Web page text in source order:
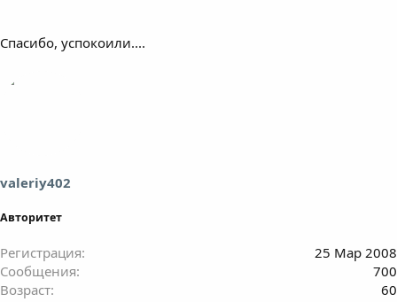
Спасибо, успокоили....
valeriy402
Авторитет
Регистрация
25 Мар 2008
Сообщения
700
Возраст
60